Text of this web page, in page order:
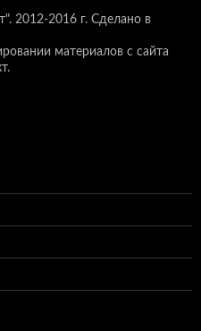
2012-2016 г. Сделано в
материалов с сайта